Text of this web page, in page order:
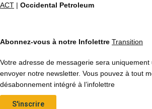
ACT | Occidental Petroleum
Abonnez-vous à notre Infolettre Transition
Votre adresse de messagerie sera uniquement
envoyer notre newsletter. Vous pouvez à tout
désabonnement intégré à l’infolettre
S'inscrire